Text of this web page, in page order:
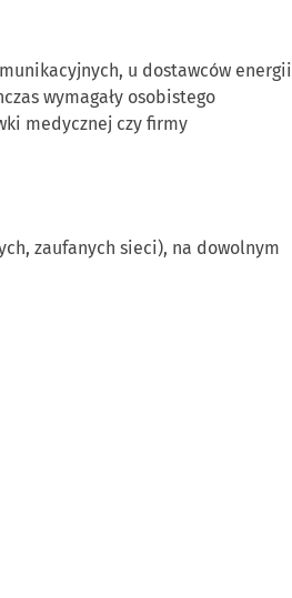
u dostawców energii
wymagały osobistego
medycznej czy firmy
zaufanych sieci), na dowolnym